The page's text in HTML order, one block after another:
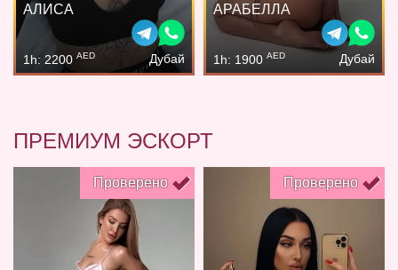
АЛИСА
1h: 2200 AED Дубай
АРАБЕЛЛА
1h: 1900 AED Дубай
ПРЕМИУМ ЭСКОРТ
Проверено Проверено